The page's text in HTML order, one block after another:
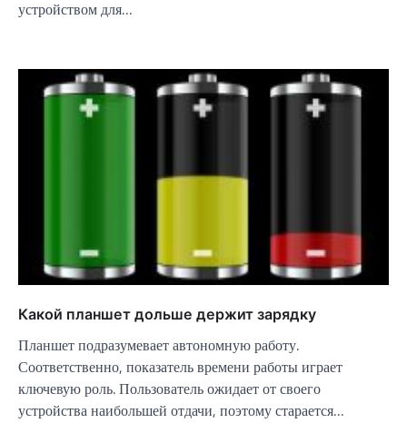
устройством для…
Какой планшет дольше держит зарядку
Планшет подразумевает автономную работу.
Соответственно, показатель времени работы играет
ключевую роль. Пользователь ожидает от своего
устройства наибольшей отдачи, поэтому старается…